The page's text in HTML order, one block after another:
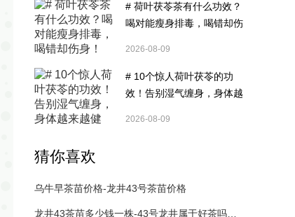
# 荷叶茯苓茶有什么功效？
喝对能瘦身排毒，喝错却伤
2026-08-09
# 10个惊人荷叶茯苓的功
效！告别湿气缠身，身体越
2026-08-09
猜你喜欢
乌牛早茶苗价格-龙井43号茶苗价格